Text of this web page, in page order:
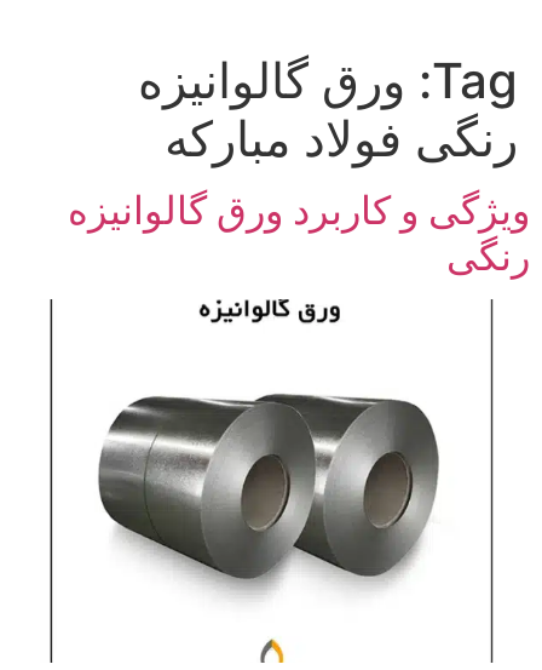
Tag: ورق گالوانیزه
رنگی فولاد مبارکه
ویژگی و کاربرد ورق گالوانیزه
رنگی